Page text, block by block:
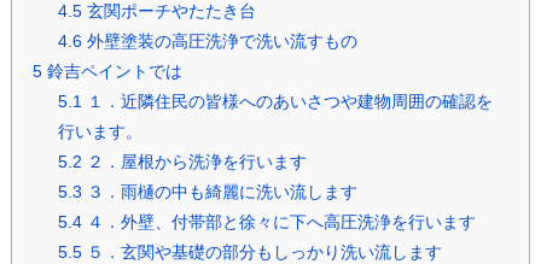
4.5玄関ポーチやたたき台
4.6外壁塗装の高圧洗浄で洗い流すもの
5鈴吉ペイントでは
5.1
１．近隣住民の皆様へのあいさつや建物周囲の確認を
行います。
5.2 ２．屋根から洗浄を行います
5.3 ３．雨樋の中も綺麗に洗い流します
5.4４．外壁、付帯部と徐々に下へ高圧洗浄を行います
5.5５．玄関や基礎の部分もしっかり洗い流します